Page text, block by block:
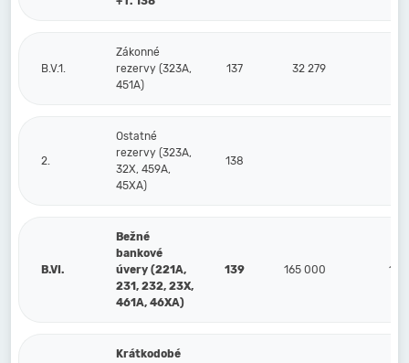
B.V.1.
Zákonné
rezervy (323A,
451A)
137 32 279
2.
Ostatné
rezervy (323A,
32X, 459A,
45XA)
138
B.VI.
Bežné
bankové
úvery (221A,
231, 232, 23X,
461A, 46XA)
139 165 000
Krátkodobé